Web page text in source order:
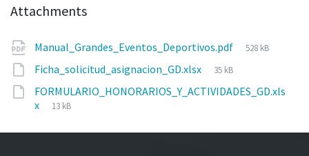
Attachments
Manual_Grandes_Eventos_Deportivos.pdf
File
528 kB
Ficha_solicitud_asignacion_GD.xlsx
File
35 kB
FORMULARIO_HONORARIOS_Y_ACTIVIDADES_GD.xls
x
File
13 kB